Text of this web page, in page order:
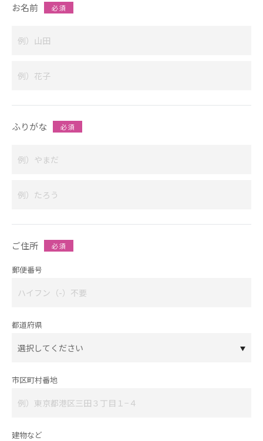
design casa
お名前 必 須
ふりがな 必 須
ご住所 必 須
郵便番号
都道府県
市区町村番地
建物など